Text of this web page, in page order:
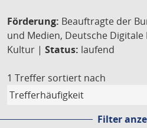
Förderung: Beauftragte der
und Medien, Deutsche
Kultur | Status: laufend
1 Treffer sortiert nach
Filter